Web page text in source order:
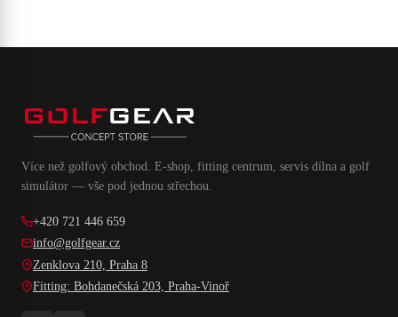
Více než golfový obchod. E-shop, fitting centrum, servis dílna a golf
simulátor — vše pod jednou střechou.
+420 721 446 659
info@golfgear.cz
Zenklova 210, Praha 8
Fitting: Bohdanečská 203, Praha-Vinoř